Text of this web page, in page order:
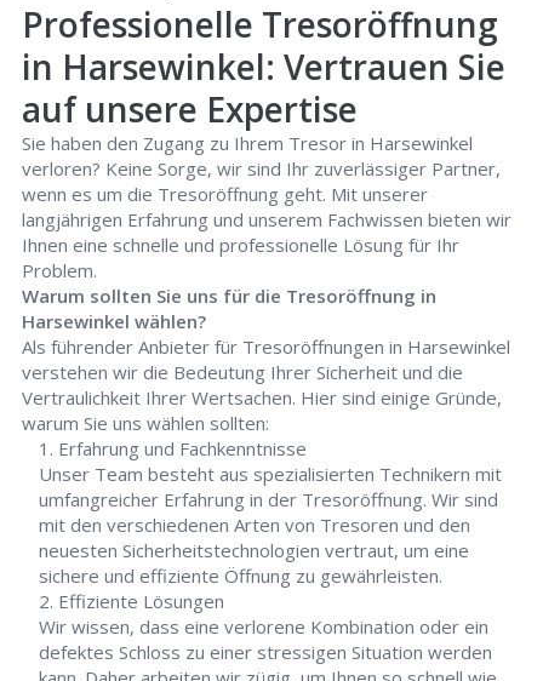
Professionelle Tresoröffnung
in Harsewinkel: Vertrauen Sie
auf unsere Expertise
Sie haben den Zugang zu Ihrem Tresor in Harsewinkel
verloren? Keine Sorge, wir sind Ihr zuverlässiger Partner,
wenn es um die Tresoröffnung geht. Mit unserer
langjährigen Erfahrung und unserem Fachwissen bieten wir
Ihnen eine schnelle und professionelle Lösung für Ihr
Problem.
Warum sollten Sie uns für die Tresoröffnung in
Harsewinkel wählen?
Als führender Anbieter für Tresoröffnungen in Harsewinkel
verstehen wir die Bedeutung Ihrer Sicherheit und die
Vertraulichkeit Ihrer Wertsachen. Hier sind einige Gründe,
warum Sie uns wählen sollten:
Erfahrung und Fachkenntnisse
Unser Team besteht aus spezialisierten Technikern mit
umfangreicher Erfahrung in der Tresoröffnung. Wir sind
mit den verschiedenen Arten von Tresoren und den
neuesten Sicherheitstechnologien vertraut, um eine
sichere und effiziente Öffnung zu gewährleisten.
Effiziente Lösungen
Wir wissen, dass eine verlorene Kombination oder ein
defektes Schloss zu einer stressigen Situation werden